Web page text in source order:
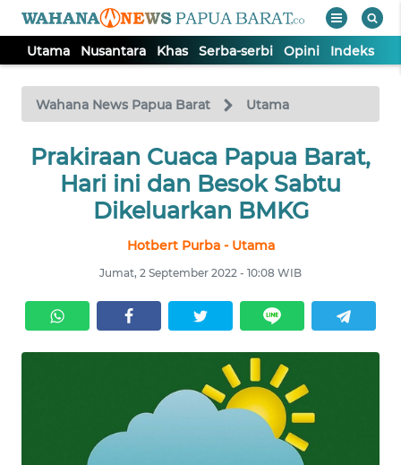
Utama Nusantara Khas Serba-serbi Opini Indeks
Wahana News Papua Barat Utama
Prakiraan Cuaca Papua Barat,
Hari ini dan Besok Sabtu
Dikeluarkan BMKG
Hotbert Purba - Utama
Jumat, 2 September 2022 - 10:08 WIB
TV
Tutup
UTAMA
NUSANTARA
SERBA-
SERBI